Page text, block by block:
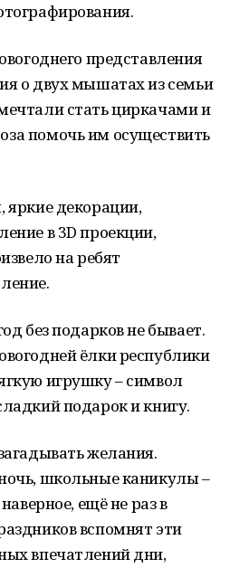
представления
о двух мышатах из семьи
стать циркачами и
помочь им осуществить
яркие декорации,
в 3D проекции,
на ребят
без подарков не бывает.
ёлки республики
игрушку – символ
подарок и книгу.
желания.
школьные каникулы –
ещё не раз в
вспомнят эти
впечатлений дни,